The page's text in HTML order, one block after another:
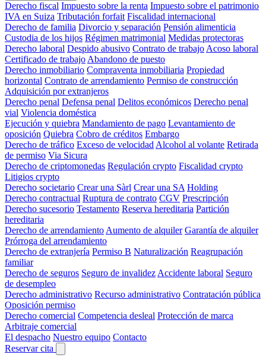
Derecho fiscal Impuesto sobre la renta Impuesto sobre el patrimonio
IVA en Suiza Tributación forfait Fiscalidad internacional
Derecho de familia Divorcio y separación Pensión alimenticia
Custodia de los hijos Régimen matrimonial Medidas protectoras
Derecho laboral Despido abusivo Contrato de trabajo Acoso laboral
Certificado de trabajo Abandono de puesto
Derecho inmobiliario Compraventa inmobiliaria Propiedad
horizontal Contrato de arrendamiento Permiso de construcción
Adquisición por extranjeros
Derecho penal Defensa penal Delitos económicos Derecho penal
vial Violencia doméstica
Ejecución y quiebra Mandamiento de pago Levantamiento de
oposición Quiebra Cobro de créditos Embargo
Derecho de tráfico Exceso de velocidad Alcohol al volante Retirada
de permiso Via Sicura
Derecho de criptomonedas Regulación crypto Fiscalidad crypto
Litigios crypto
Derecho societario Crear una Sàrl Crear una SA Holding
Derecho contractual Ruptura de contrato CGV Prescripción
Derecho sucesorio Testamento Reserva hereditaria Partición
hereditaria
Derecho de arrendamiento Aumento de alquiler Garantía de alquiler
Prórroga del arrendamiento
Derecho de extranjería Permiso B Naturalización Reagrupación
familiar
Derecho de seguros Seguro de invalidez Accidente laboral Seguro
de desempleo
Derecho administrativo Recurso administrativo Contratación pública
Oposición permiso
Derecho comercial Competencia desleal Protección de marca
Arbitraje comercial
El despacho Nuestro equipo Contacto
Reservar cita